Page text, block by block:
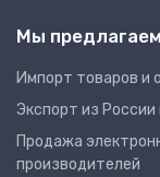
Мы предлагаем
Импорт товаров и
Экспорт из
Продажа
производителей